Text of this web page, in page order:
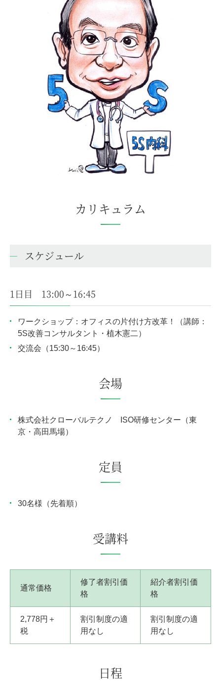
カリキュラム
スケジュール
1日目 13:00～16:45
ワークショップ：オフィスの片付け方改革！（講師：
5S改善コンサルタント・植木憲二）
交流会（15:30～16:45）
会場
株式会社クローバルテクノ ISO研修センター（東
京・高田馬場）
定員
30名様（先着順）
受講料
通常価格
修了者割引価
格
紹介者割引価
格
2,778円＋
税
割引制度の適
用なし
割引制度の適
用なし
日程